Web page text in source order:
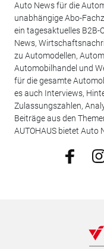
Auto News für die
unabhängige Abo-
ein tagesaktuelles B2B-
News,
zu Automodellen,
Automobilhandel und
für die gesamte
es auch Interviews,
Zulassungszahlen,
Beiträge aus den
AUTOHAUS bietet Auto